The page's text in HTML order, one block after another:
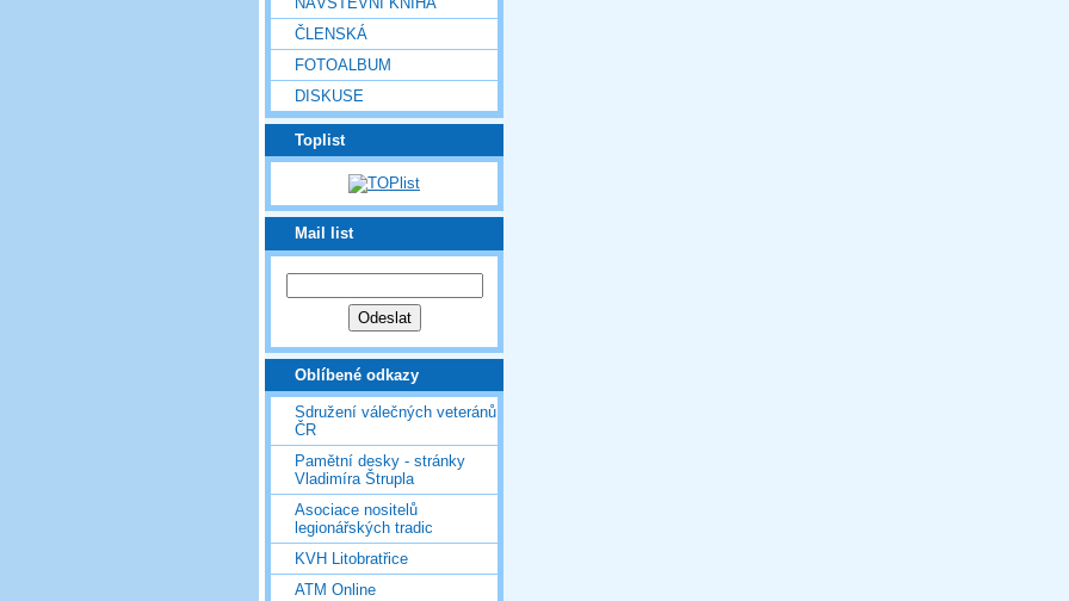
ČLENSKÁ
FOTOALBUM
DISKUSE
Toplist
Mail list
Oblíbené odkazy
Sdružení válečných veteránů
ČR
Pamětní desky - stránky
Vladimíra Štrupla
Asociace nositelů
legionářských tradic
KVH Litobratřice
ATM Online